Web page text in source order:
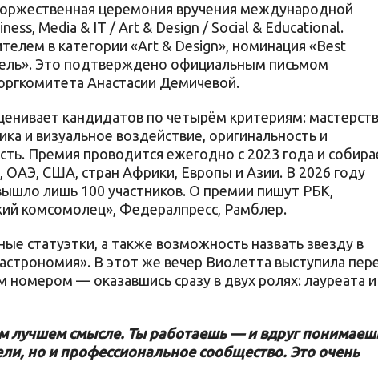
церемония вручения международной
Media & IT / Art & Design / Social & Educational.
в категории «Art & Design», номинация «Best
Это подтверждено официальным письмом
Анастасии Демичевой.
кандидатов по четырём критериям:
и визуальное воздействие, оригинальность и
Премия проводится ежегодно с 2023 года и
ОАЭ, США, стран Африки, Европы и Азии. В 2026 году
лишь 100 участников. О премии пишут РБК,
комсомолец», Федералпресс, Рамблер.
статуэтки, а также возможность назвать звезду в
В этот же вечер Виолетта выступила
— оказавшись сразу в двух ролях: лауреата и
лучшем смысле. Ты работаешь — и вдруг
но и профессиональное сообщество. Это очень